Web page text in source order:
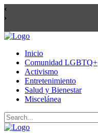
Inicio
Comunidad LGBTQ+
Activismo
Entretenimiento
Salud y Bienestar
Miscelánea